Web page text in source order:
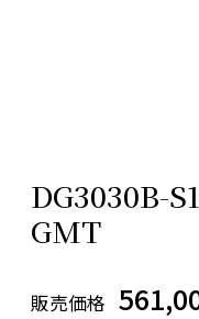
DG3030B-
GMT
販売価格